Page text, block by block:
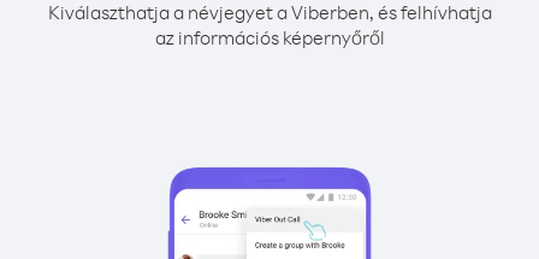
Kiválaszthatja a névjegyet a Viberben, és felhívhatja
az információs képernyőről